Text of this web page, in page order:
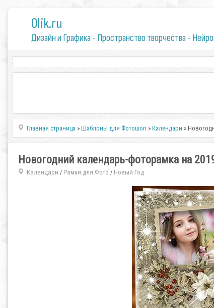
0lik.ru
Дизайн и Графика - Пространство творчества -
Главная страница »Шаблоны для Фотошоп »Календари »
Новогодний календарь-фоторамка на
Календари / Рамки для Фото / Новый Год